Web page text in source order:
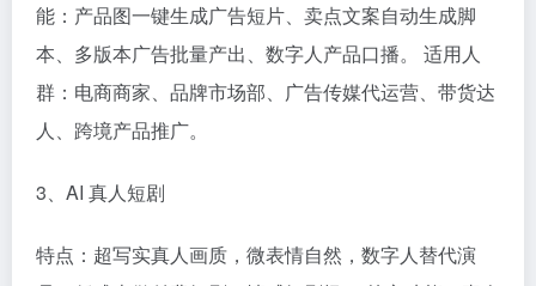
能：产品图一键生成广告短片、卖点文案自动生成脚
本、多版本广告批量产出、数字人产品口播。 适用人
群：电商商家、品牌市场部、广告传媒代运营、带货达
人、跨境产品推广。
3、AI 真人短剧
特点：超写实真人画质，微表情自然，数字人替代演